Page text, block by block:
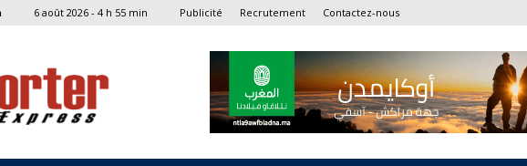
6 août 2026 - 4 h 55 min Publicité Recrutement Contactez-nous